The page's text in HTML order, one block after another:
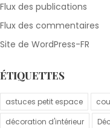
Flux des publications
Flux des commentaires
Site de WordPress-FR
ÉTIQUETTES
astuces petit espace
décoration d'intérieur